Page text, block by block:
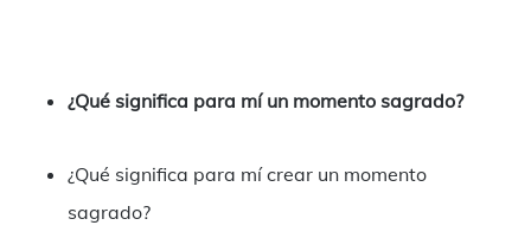
¿Qué significa para mí un momento sagrado?
¿Qué significa para mí crear un momento
sagrado?